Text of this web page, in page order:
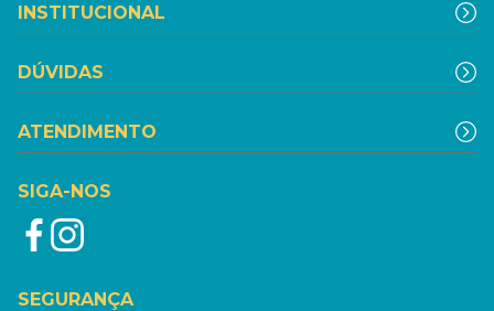
INSTITUCIONAL
DÚVIDAS
ATENDIMENTO
SIGA-NOS
SEGURANÇA